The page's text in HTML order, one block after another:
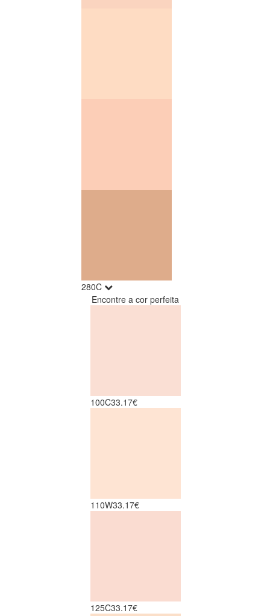
280C
Encontre a cor perfeita
100C33.17€
110W33.17€
125C33.17€